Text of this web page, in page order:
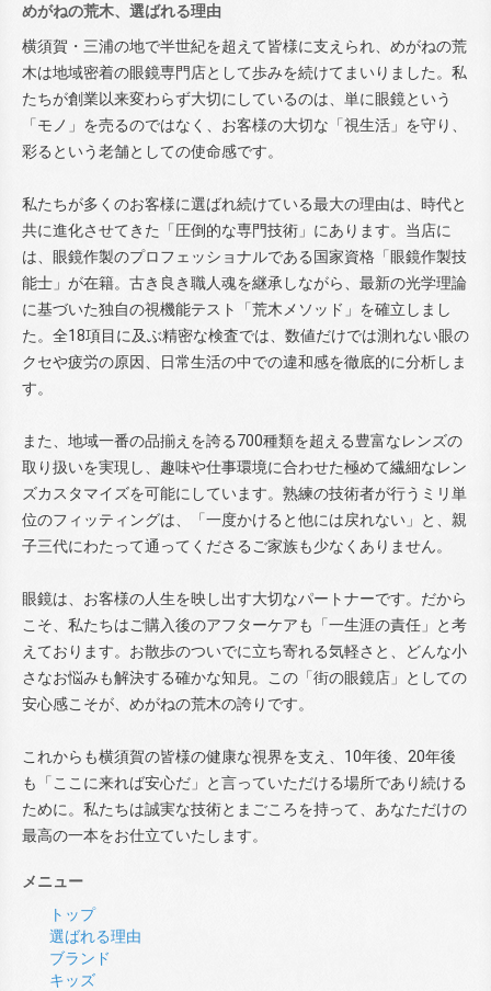
めがねの荒木、選ばれる理由
横須賀・三浦の地で半世紀を超えて皆様に支えられ、めがねの荒
木は地域密着の眼鏡専門店として歩みを続けてまいりました。私
たちが創業以来変わらず大切にしているのは、単に眼鏡という
「モノ」を売るのではなく、お客様の大切な「視生活」を守り、
彩るという老舗としての使命感です。
私たちが多くのお客様に選ばれ続けている最大の理由は、時代と
共に進化させてきた「圧倒的な専門技術」にあります。当店に
は、眼鏡作製のプロフェッショナルである国家資格「眼鏡作製技
能士」が在籍。古き良き職人魂を継承しながら、最新の光学理論
に基づいた独自の視機能テスト「荒木メソッド」を確立しまし
た。全18項目に及ぶ精密な検査では、数値だけでは測れない眼の
クセや疲労の原因、日常生活の中での違和感を徹底的に分析しま
す。
また、地域一番の品揃えを誇る700種類を超える豊富なレンズの
取り扱いを実現し、趣味や仕事環境に合わせた極めて繊細なレン
ズカスタマイズを可能にしています。熟練の技術者が行うミリ単
位のフィッティングは、「一度かけると他には戻れない」と、親
子三代にわたって通ってくださるご家族も少なくありません。
眼鏡は、お客様の人生を映し出す大切なパートナーです。だから
こそ、私たちはご購入後のアフターケアも「一生涯の責任」と考
えております。お散歩のついでに立ち寄れる気軽さと、どんな小
さなお悩みも解決する確かな知見。この「街の眼鏡店」としての
安心感こそが、めがねの荒木の誇りです。
これからも横須賀の皆様の健康な視界を支え、10年後、20年後
も「ここに来れば安心だ」と言っていただける場所であり続ける
ために。私たちは誠実な技術とまごころを持って、あなただけの
最高の一本をお仕立ていたします。
メニュー
トップ
選ばれる理由
ブランド
キッズ